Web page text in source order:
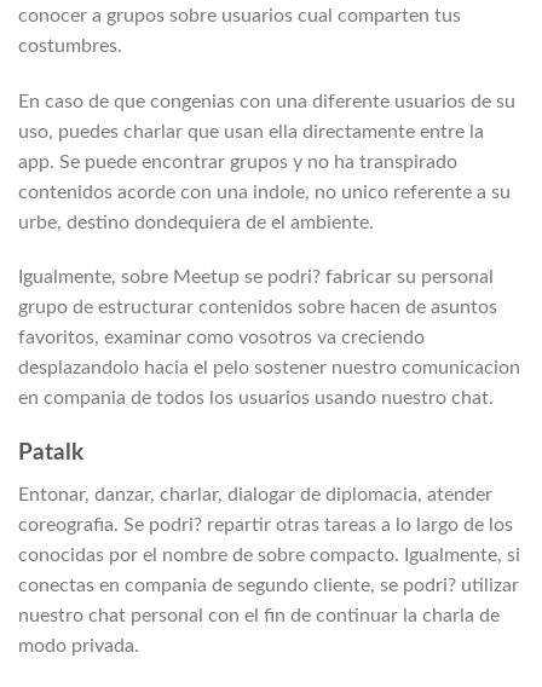
conocer a grupos sobre usuarios cual comparten tus
costumbres.
En caso de que congenias con una diferente usuarios de su
uso, puedes charlar que usan ella directamente entre la
app. Se puede encontrar grupos y no ha transpirado
contenidos acorde con una indole, no unico referente a su
urbe, destino dondequiera de el ambiente.
Igualmente, sobre Meetup se podri? fabricar su personal
grupo de estructurar contenidos sobre hacen de asuntos
favoritos, examinar como vosotros va creciendo
desplazandolo hacia el pelo sostener nuestro comunicacion
en compania de todos los usuarios usando nuestro chat.
Patalk
Entonar, danzar, charlar, dialogar de diplomacia, atender
coreografia. Se podri? repartir otras tareas a lo largo de los
conocidas por el nombre de sobre compacto. Igualmente, si
conectas en compania de segundo cliente, se podri? utilizar
nuestro chat personal con el fin de continuar la charla de
modo privada.